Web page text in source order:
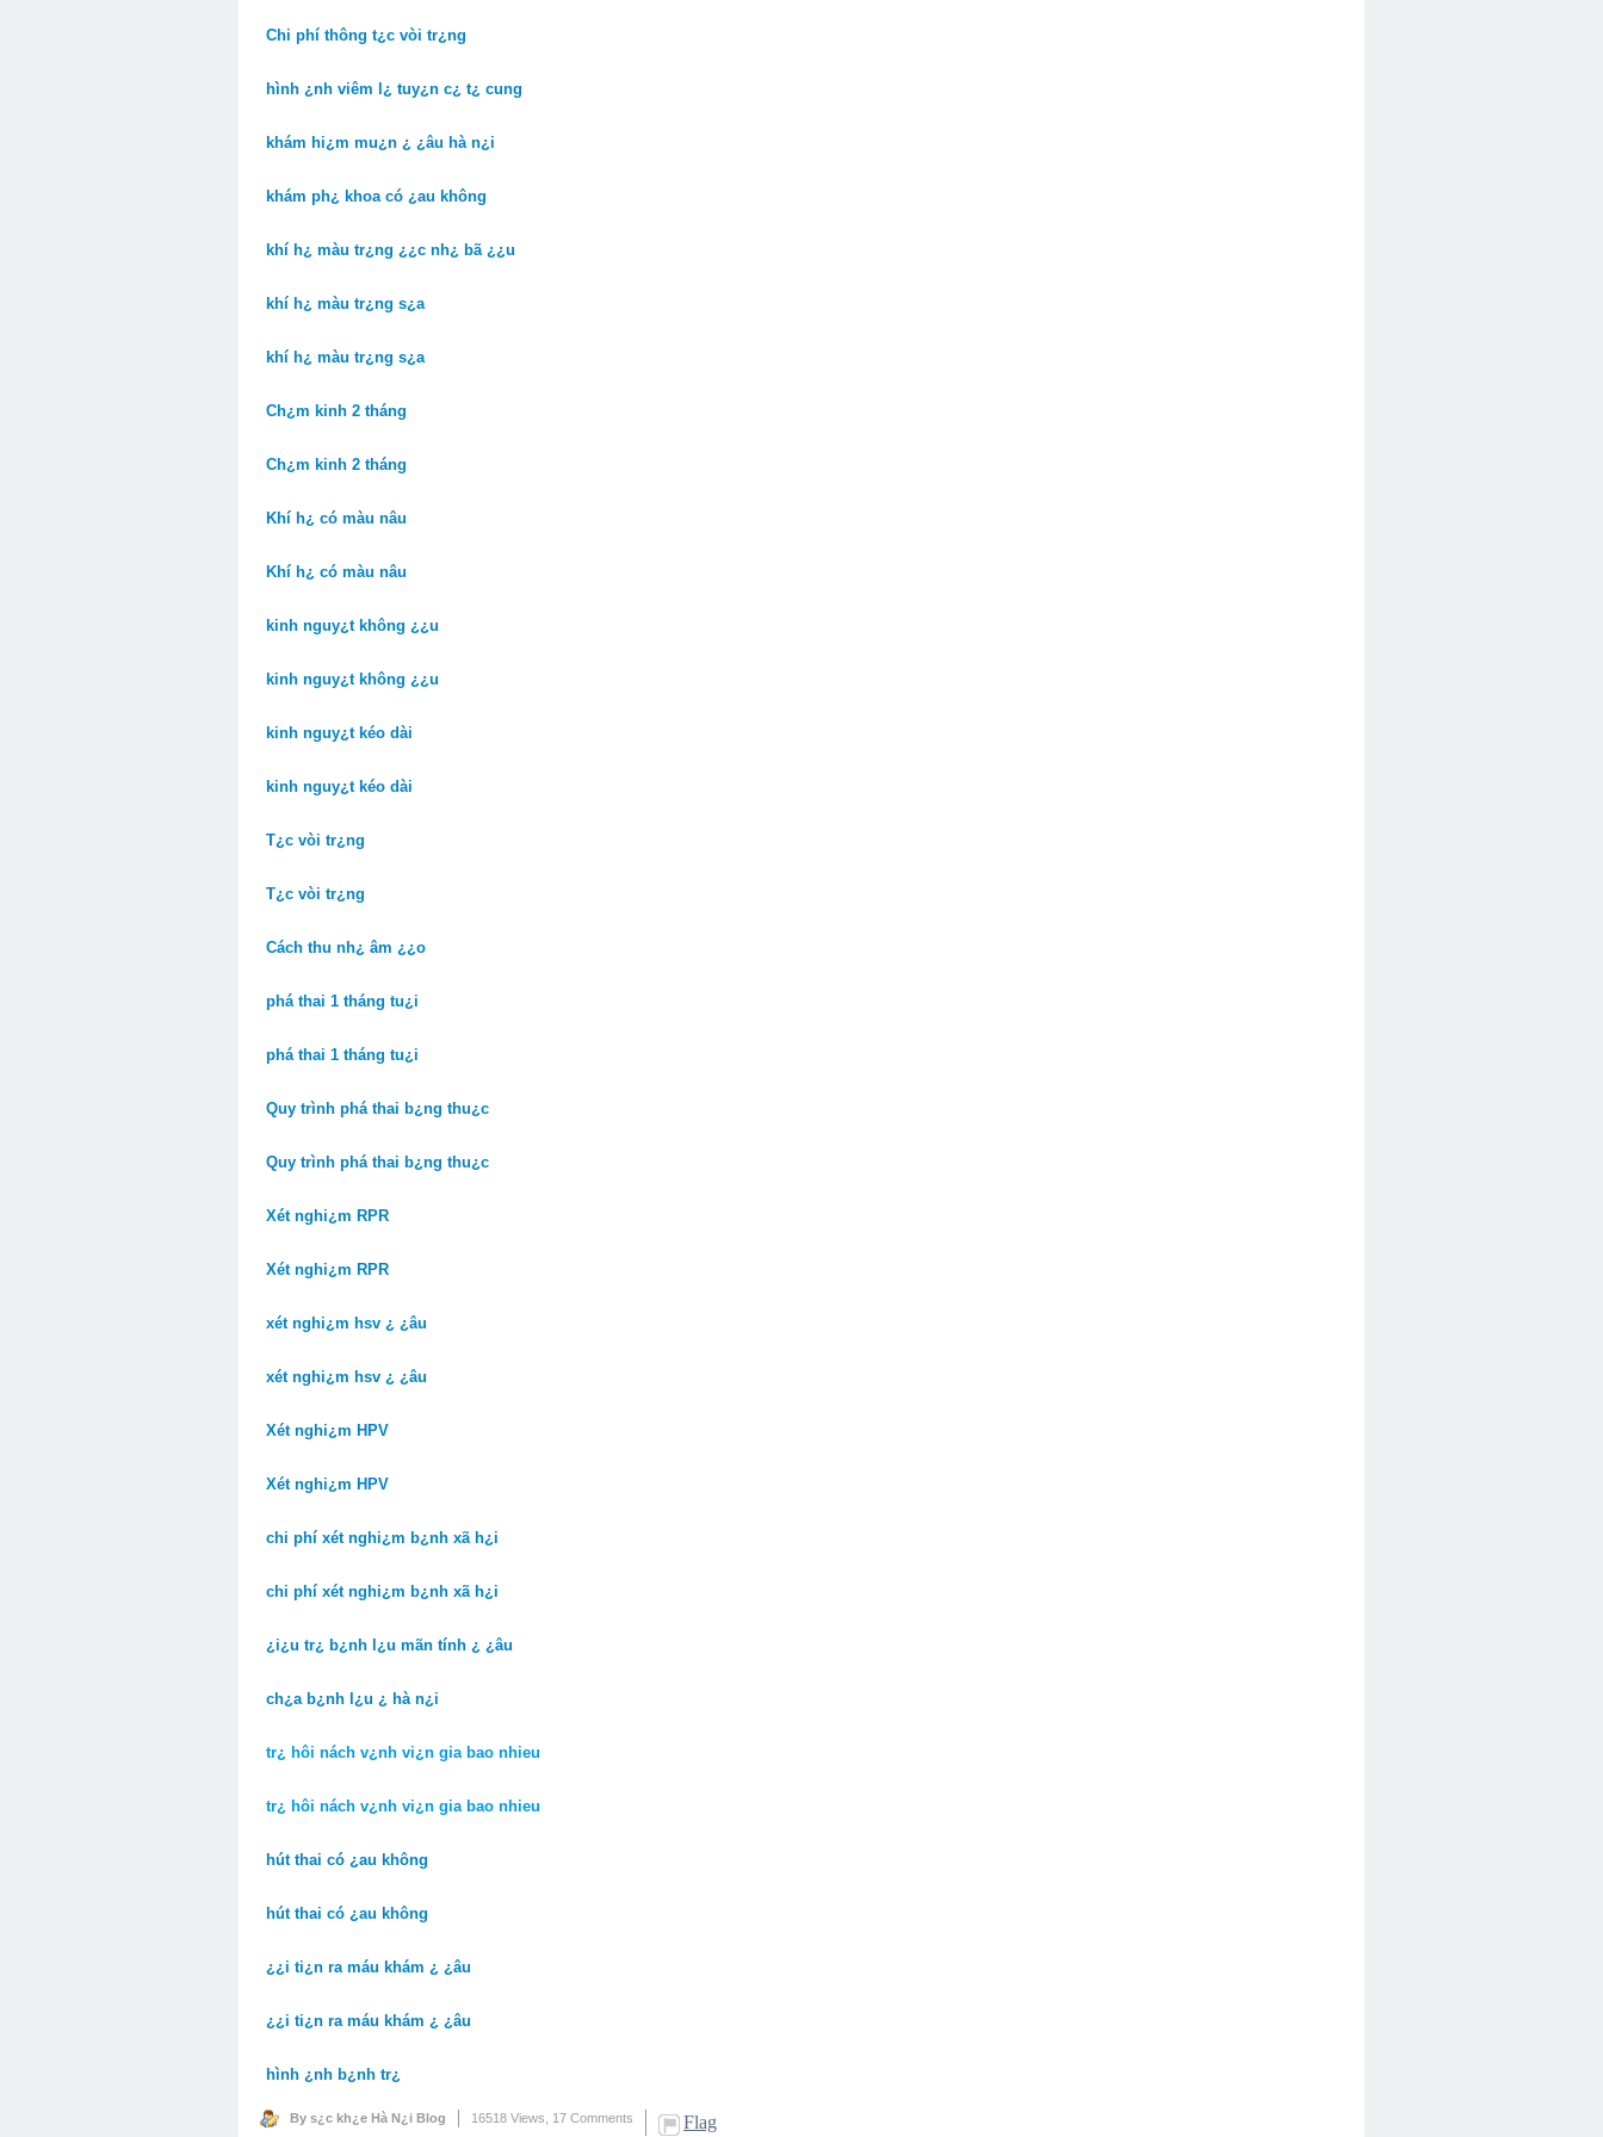
Chi phí thông t¿c vòi tr¿ng
hình ¿nh viêm l¿ tuy¿n c¿ t¿ cung
khám hi¿m mu¿n ¿ ¿âu hà n¿i
khám ph¿ khoa có ¿au không
khí h¿ màu tr¿ng ¿¿c nh¿ bã ¿¿u
khí h¿ màu tr¿ng s¿a
khí h¿ màu tr¿ng s¿a
Ch¿m kinh 2 tháng
Ch¿m kinh 2 tháng
Khí h¿ có màu nâu
Khí h¿ có màu nâu
kinh nguy¿t không ¿¿u
kinh nguy¿t không ¿¿u
kinh nguy¿t kéo dài
kinh nguy¿t kéo dài
T¿c vòi tr¿ng
T¿c vòi tr¿ng
Cách thu nh¿ âm ¿¿o
phá thai 1 tháng tu¿i
phá thai 1 tháng tu¿i
Quy trình phá thai b¿ng thu¿c
Quy trình phá thai b¿ng thu¿c
Xét nghi¿m RPR
Xét nghi¿m RPR
xét nghi¿m hsv ¿ ¿âu
xét nghi¿m hsv ¿ ¿âu
Xét nghi¿m HPV
Xét nghi¿m HPV
chi phí xét nghi¿m b¿nh xã h¿i
chi phí xét nghi¿m b¿nh xã h¿i
¿i¿u tr¿ b¿nh l¿u mãn tính ¿ ¿âu
ch¿a b¿nh l¿u ¿ hà n¿i
tr¿ hôi nách v¿nh vi¿n gia bao nhieu
tr¿ hôi nách v¿nh vi¿n gia bao nhieu
hút thai có ¿au không
hút thai có ¿au không
¿¿i ti¿n ra máu khám ¿ ¿âu
¿¿i ti¿n ra máu khám ¿ ¿âu
hình ¿nh b¿nh tr¿
By s¿c kh¿e Hà N¿i Blog 16518 Views, 17 Comments Flag